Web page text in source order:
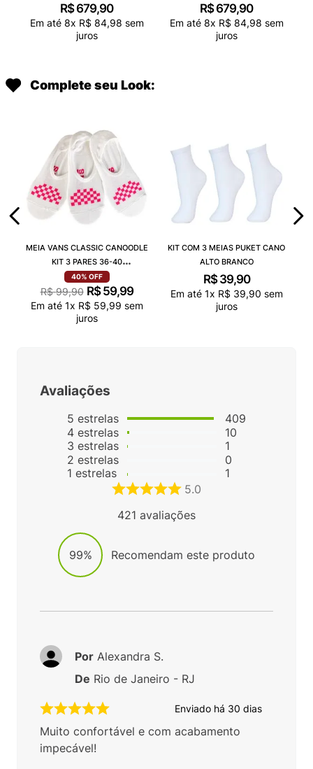
R$ 679,90
Em até 8x R$ 84,98 sem
juros
R$ 679,90
Em até 8x R$ 84,98 sem
juros
Complete seu Look:
MEIA VANS CLASSIC CANOODLE
KIT 3 PARES 36-40
VN000QCAJU4
40% OFF
R$ 99,90 R$ 59,99
Em até 1x R$ 59,99 sem
juros
KIT COM 3 MEIAS PUKET CANO
ALTO BRANCO
R$ 39,90
Em até 1x R$ 39,90 sem
juros
Avaliações
5 estrelas
4 estrelas
3 estrelas
2 estrelas
1 estrelas
409
10
1
0
1
5.0
421 avaliações
99% Recomendam este produto
Enviado há 30 dias
Muito confortável e com acabamento
impecável!
Por Alexandra S.
De Rio de Janeiro - RJ